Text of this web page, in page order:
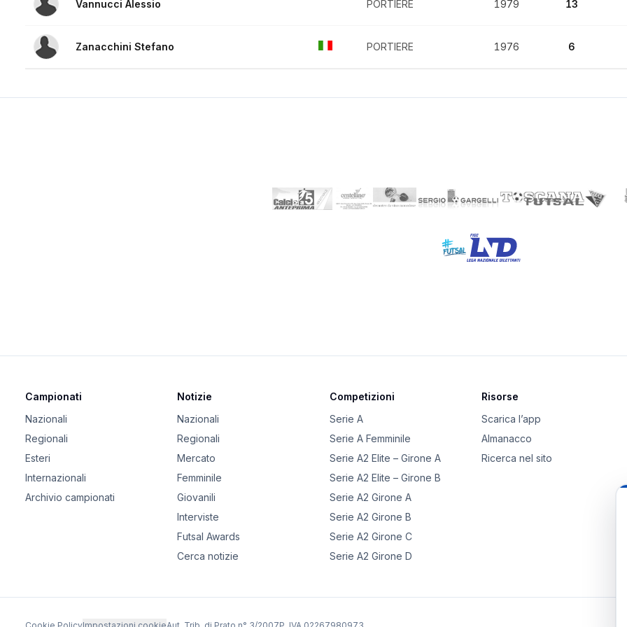
Vannucci Alessio PORTIERE 1979 13
Zanacchini Stefano PORTIERE 1976 6
Campionati
Nazionali
Regionali
Esteri
Internazionali
Archivio campionati
Notizie
Nazionali
Regionali
Mercato
Femminile
Giovanili
Interviste
Futsal Awards
Cerca notizie
Competizioni
Serie A
Serie A Femminile
Serie A2 Elite – Girone A
Serie A2 Elite – Girone B
Serie A2 Girone A
Serie A2 Girone B
Serie A2 Girone C
Serie A2 Girone D
Risorse
Scarica l’app
Almanacco
Ricerca nel sito